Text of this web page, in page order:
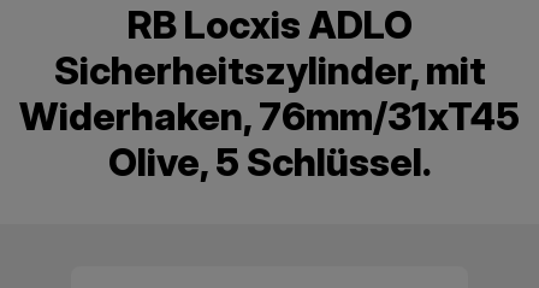
RB Locxis ADLO
Sicherheitszylinder, mit
Widerhaken, 76mm/31xT45
Olive, 5 Schlüssel.